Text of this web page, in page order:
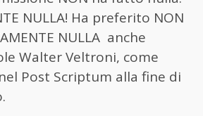
NULLA! Ha preferito NON
NULLA anche
Walter Veltroni, come
Post Scriptum alla fine di